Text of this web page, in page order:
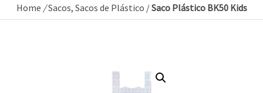
Home /Sacos, Sacos de Plástico /Saco Plástico BK50 Kids